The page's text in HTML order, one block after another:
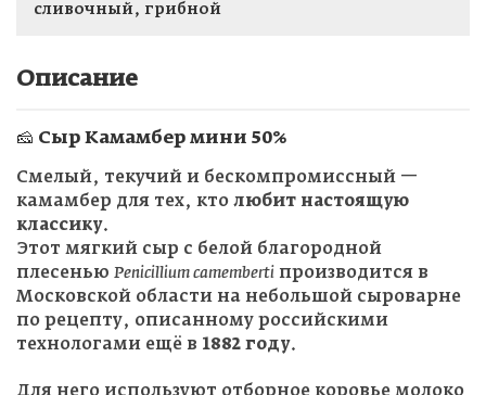
сливочный, грибной
Описание
🧀 Сыр Камамбер мини 50%
Смелый, текучий и бескомпромиссный —
камамбер для тех, кто любит настоящую
классику.
Этот мягкий сыр с белой благородной
плесенью Penicillium camemberti производится в
Московской области на небольшой сыроварне
по рецепту, описанному российскими
технологами ещё в 1882 году.
Для него используют отборное коровье молоко